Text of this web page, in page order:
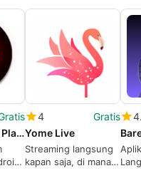
Hot SXX Video Player - Video Player for All Format
4
Gratis
Yome Live
Streaming langsung
kapan saja, di mana